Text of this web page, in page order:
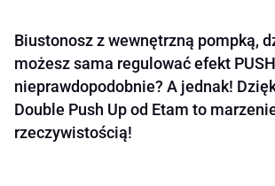
Biustonosz z wewnętrzną pompką,
możesz sama regulować efekt
nieprawdopodobnie? A jednak!
Double Push Up od Etam to
rzeczywistością!